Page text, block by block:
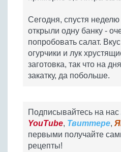
Сегодня, спустя неделю
открыли одну банку -
попробовать салат.
огурчики и лук
заготовка, так что на
закатку, да побольше.
Подписывайтесь на нас
YouTube, Твиттере,
первыми получайте
рецепты!